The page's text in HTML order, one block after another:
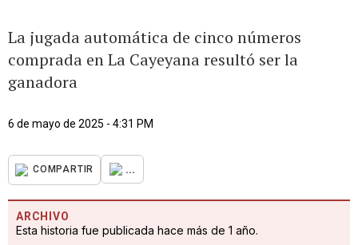
La jugada automática de cinco números
comprada en La Cayeyana resultó ser la
ganadora
6 de mayo de 2025 - 4:31 PM
COMPARTIR ...
ARCHIVO
Esta historia fue publicada hace más de 1 año.